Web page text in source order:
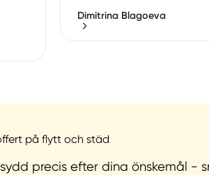
Dimitrina Blagoeva
på flytt och städ
precis efter dina önskemål -